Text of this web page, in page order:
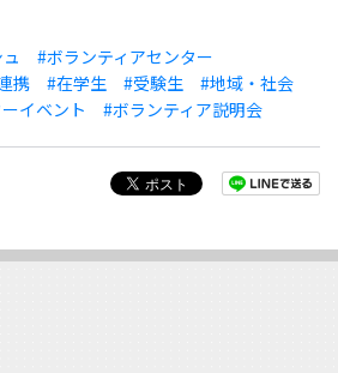
#ボランティアセンター
携 #在学生 #受験生
#地域・社会
イベント
#ボランティア説明会